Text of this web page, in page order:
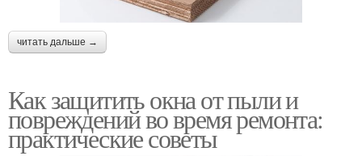
читать дальше →
Как защитить окна от пыли и
повреждений во время ремонта:
практические советы